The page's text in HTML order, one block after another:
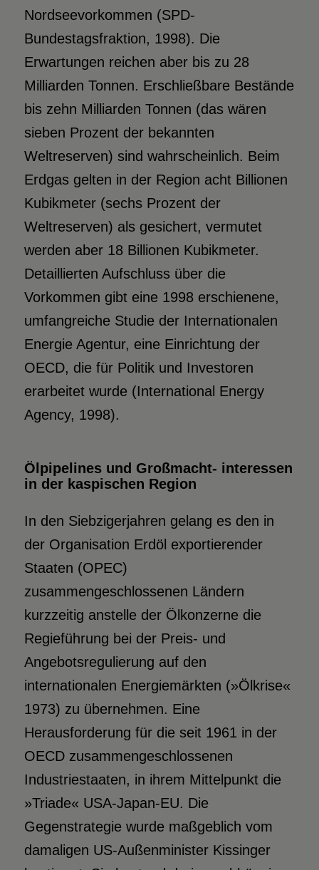
Nordseevorkommen (SPD-
Bundestagsfraktion, 1998). Die
Erwartungen reichen aber bis zu 28
Milliarden Tonnen. Erschließbare Bestände
bis zehn Milliarden Tonnen (das wären
sieben Prozent der bekannten
Weltreserven) sind wahrscheinlich. Beim
Erdgas gelten in der Region acht Billionen
Kubikmeter (sechs Prozent der
Weltreserven) als gesichert, vermutet
werden aber 18 Billionen Kubikmeter.
Detaillierten Aufschluss über die
Vorkommen gibt eine 1998 erschienene,
umfangreiche Studie der Internationalen
Energie Agentur, eine Einrichtung der
OECD, die für Politik und Investoren
erarbeitet wurde (International Energy
Agency, 1998).
Ölpipelines und Großmacht- interessen
in der kaspischen Region
In den Siebzigerjahren gelang es den in
der Organisation Erdöl exportierender
Staaten (OPEC)
zusammengeschlossenen Ländern
kurzzeitig anstelle der Ölkonzerne die
Regieführung bei der Preis- und
Angebotsregulierung auf den
internationalen Energiemärkten (»Ölkrise«
1973) zu übernehmen. Eine
Herausforderung für die seit 1961 in der
OECD zusammengeschlossenen
Industriestaaten, in ihrem Mittelpunkt die
»Triade« USA-Japan-EU. Die
Gegenstrategie wurde maßgeblich vom
damaligen US-Außenminister Kissinger